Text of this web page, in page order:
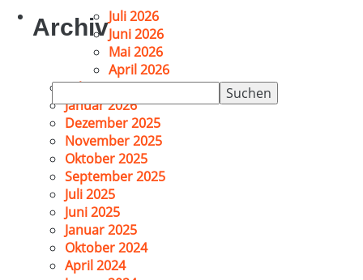
Suchen
nach:
ArchivJuli 2026
Juni 2026
Mai 2026
April 2026
Februar 2026
Januar 2026
Dezember 2025
November 2025
Oktober 2025
September 2025
Juli 2025
Juni 2025
Januar 2025
Oktober 2024
April 2024